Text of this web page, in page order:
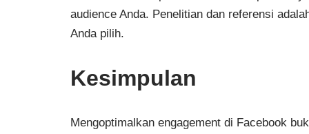
audience Anda. Penelitian dan referensi
Anda pilih.
Kesimpulan
Mengoptimalkan engagement di Facebook